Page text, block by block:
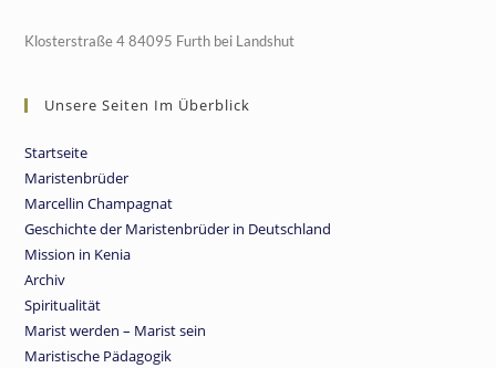
Klosterstraße 4 84095 Furth bei Landshut
Unsere Seiten Im Überblick
Startseite
Maristenbrüder
Marcellin Champagnat
Geschichte der Maristenbrüder in Deutschland
Mission in Kenia
Archiv
Spiritualität
Marist werden – Marist sein
Maristische Pädagogik